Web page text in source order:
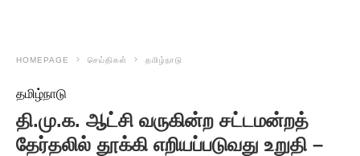
HOMEPAGE செய்திகள் தமிழ்நாடு
தமிழ்நாடு
தி.மு.க. ஆட்சி வருகின்ற சட்டமன்றத்
தேர்தலில் தூக்கி எறியப்படுவது உறுதி –